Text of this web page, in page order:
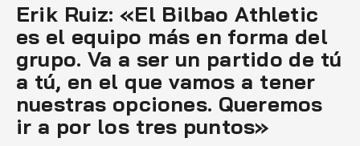
Erik Ruiz: «El Bilbao Athletic
es el equipo más en forma del
grupo. Va a ser un partido de tú
a tú, en el que vamos a tener
nuestras opciones. Queremos
ir a por los tres puntos»